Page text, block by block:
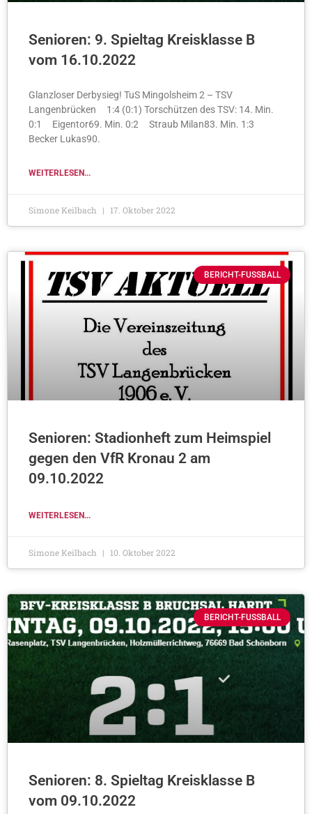
Senioren: 9. Spieltag Kreisklasse B
vom 16.10.2022
Glanzloser Derbysieg! TuS Mingolsheim 2 – TSV
Langenbrücken 1:4 (0:1) Torschützen des TSV: 14. Min.
0:1 Eigentor69. Min. 0:2 Straub Milan83. Min. 1:3
Becker Lukas90.
WEITERLESEN...
Simone Keilbach 17. Oktober 2022
BERICHT-FUSSBALL
Senioren: Stadionheft zum Heimspiel
gegen den VfR Kronau 2 am
09.10.2022
WEITERLESEN...
Simone Keilbach 10. Oktober 2022
BERICHT-FUSSBALL
Senioren: 8. Spieltag Kreisklasse B
vom 09.10.2022